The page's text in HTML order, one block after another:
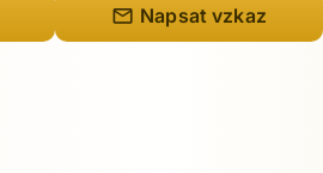
mail Napsat vzkaz